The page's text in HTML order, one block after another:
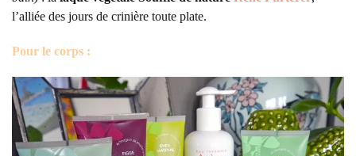
l’alliée des jours de crinière toute plate.
Pour le corps :